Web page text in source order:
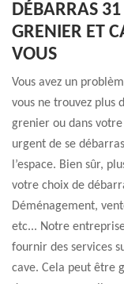
DÉBARRAS
GRENIER ET
VOUS
Vous avez un
vous ne trouvez plus
grenier ou dans
urgent de se
l’espace. Bien sûr,
votre choix de
Déménagement,
etc... Notre
fournir des services
cave. Cela peut être